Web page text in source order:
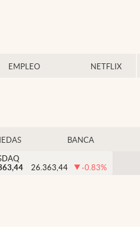
EMPLEO NETFLIX
BANCA
26.363,44 -0.83%